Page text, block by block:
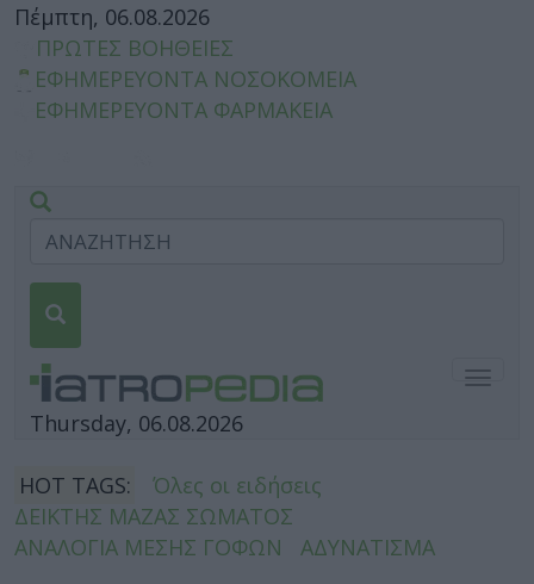
Πέμπτη, 06.08.2026
ΠΡΩΤΕΣ ΒΟΗΘΕΙΕΣ
ΕΦΗΜΕΡΕΥΟΝΤΑ ΝΟΣΟΚΟΜΕΙΑ
ΕΦΗΜΕΡΕΥΟΝΤΑ ΦΑΡΜΑΚΕΙΑ
Thursday, 06.08.2026
HOT TAGS:
Όλες οι ειδήσεις
ΔΕΙΚΤΗΣ ΜΑΖΑΣ ΣΩΜΑΤΟΣ
ΑΝΑΛΟΓΙΑ ΜΕΣΗΣ ΓΟΦΩΝ
ΑΔΥΝΑΤΙΣΜΑ